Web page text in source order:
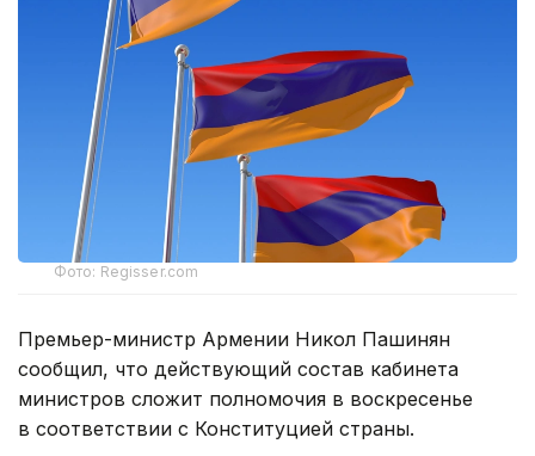
Фото: Regisser.com
Премьер-министр Армении Никол Пашинян
сообщил, что действующий состав кабинета
министров сложит полномочия в воскресенье
в соответствии с Конституцией страны.